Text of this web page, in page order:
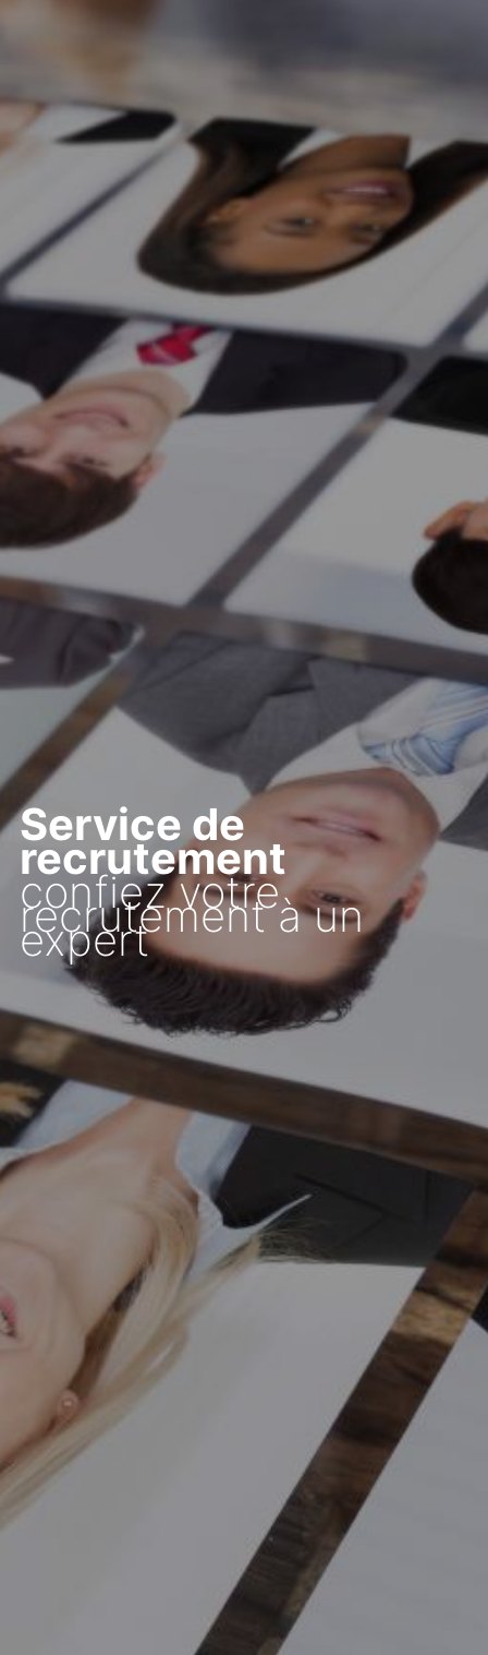
Service de
recrutement
confiez votre
recrutement à un
expert